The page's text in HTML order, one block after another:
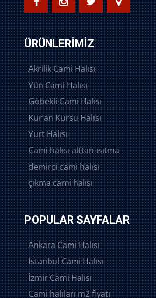
ÜRÜNLERIMIZ
Akrilik Cami Halısı
Yün Cami Halısı
Göbekli Cami Halısı
Kur’an Kursu Halısı
Yurt Halısı
Cami halısı alttan ısıtma
demirci cami halısı
çıkma cami halısı
POPULAR SAYFALAR
Ankara Cami Halısı
İstanbul Cami Halısı
İzmir Cami Halısı
Cami halıları m2 fiyatı